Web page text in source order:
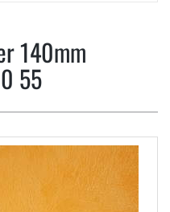
140mm
55